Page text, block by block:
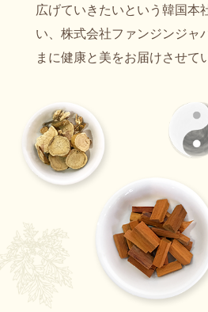
広げていきたいという韓国本
い、株式会社ファンジンジャ
まに健康と美をお届けさせて